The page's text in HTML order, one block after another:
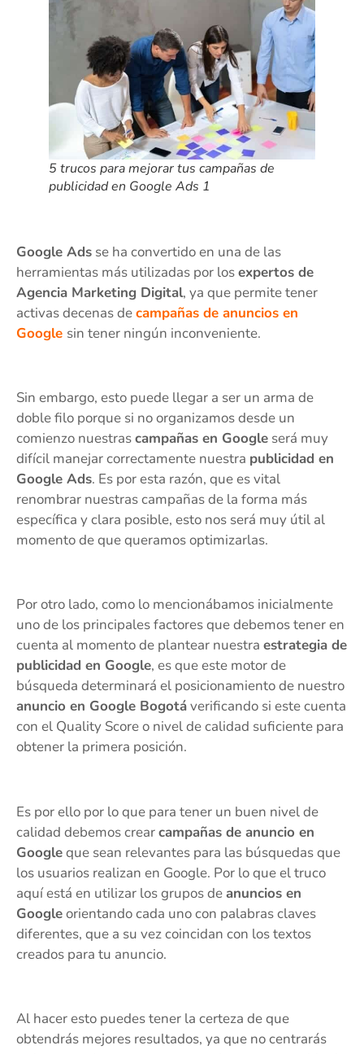
5 trucos para mejorar tus campañas de
publicidad en Google Ads 1
Google Ads se ha convertido en una de las
herramientas más utilizadas por losexpertos de
Agencia Marketing Digital, ya que permite tener
activas decenas decampañas de anuncios en
Google sin tener ningún inconveniente.
Sin embargo, esto puede llegar a ser un arma de
doble filo porque si no organizamos desde un
comienzo nuestrascampañas en Google será muy
difícil manejar correctamente nuestra publicidad en
Google Ads. Es por esta razón, que es vital
renombrar nuestras campañas de la forma más
específica y clara posible, esto nos será muy útil al
momento de que queramos optimizarlas.
Por otro lado, como lo mencionábamos inicialmente
uno de los principales factores que debemos tener en
cuenta al momento de plantear nuestra estrategia de
publicidad en Google, es que este motor de
búsqueda determinará el posicionamiento de nuestro
anuncio en Google Bogotáverificando si este cuenta
con el Quality Score o nivel de calidad suficiente para
obtener la primera posición.
Es por ello por lo que para tener un buen nivel de
calidad debemos crearcampañas de anuncio en
Googleque sean relevantes para las búsquedas que
los usuarios realizan en Google. Por lo que el truco
aquí está en utilizar los grupos deanuncios en
Googleorientando cada uno con palabras claves
diferentes, que a su vez coincidan con los textos
creados para tu anuncio.
Al hacer esto puedes tener la certeza de que
obtendrás mejores resultados, ya que no centrarás